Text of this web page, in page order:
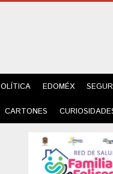
EDOMÉX
CARTONES